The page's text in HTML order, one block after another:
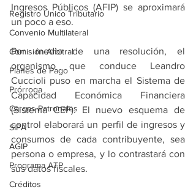
Registro Único Tributario
Convenio Multilateral
Comisión Arbitral
Planes de Pago
Prórroga
Cargas Patronales
SIPA
AGIP
Programa ATP
Créditos
Ingresos Públicos (AFIP) se aproximará
un poco a eso.
Por medio de una resolución, el
organismo que conduce Leandro
Cuccioli puso en marcha el Sistema de
Capacidad Económica Financiera
(Sistema CEF). El nuevo esquema de
control elaborará un perfil de ingresos y
consumos de cada contribuyente, sea
persona o empresa, y lo contrastará con
sus datos fiscales.